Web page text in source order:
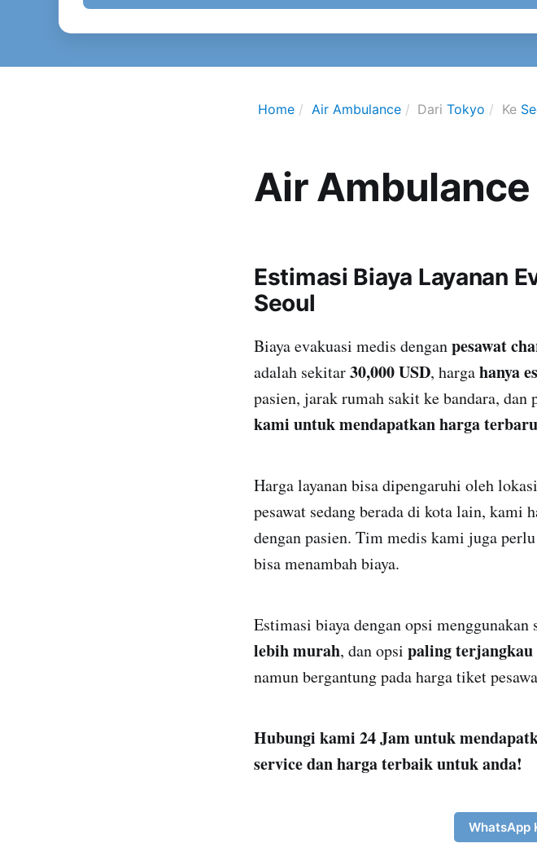
Home Air Ambulance Dari Tokyo Ke
Air
Estimasi Biaya Layanan
Seoul
Biaya evakuasi medis denganpesawat
adalah sekitar30,000 USD, hargahanya
pasien, jarak rumah sakit ke bandara,
kami untuk mendapatkan harga
Harga layanan bisa dipengaruhi oleh
pesawat sedang berada di kota lain, kami
dengan pasien. Tim medis kami juga
bisa menambah biaya.
Estimasi biaya dengan opsi
lebih murah, dan opsi paling terjangkau
namun bergantung pada harga tiket
Hubungi kami 24 Jam untuk
service dan harga terbaik untuk anda!
WhatsApp